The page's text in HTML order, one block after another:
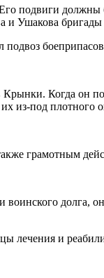
подвиги
и Ушакова
Когда он
из-под плотного
грамотным
лечения и